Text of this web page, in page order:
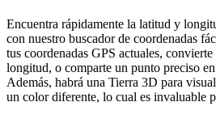
Encuentra rápidamente la latitud y
con nuestro buscador de coordenadas
tus coordenadas GPS actuales,
longitud, o comparte un punto preciso
Además, habrá una Tierra 3D para
un color diferente, lo cual es invaluable